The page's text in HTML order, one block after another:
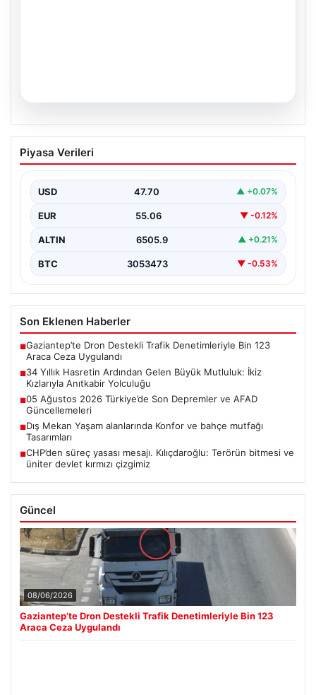
34 Yıllık Hasretin Ardından Gelen
Büyük Mutluluk: İkiz Kızlarıyla Anıtkabir
Adıyaman'da hayatlarını sürdüren Abuzer ve Zeynep
Piyasa Verileri
USD 47.70 ▲ +0.07%
EUR 55.06 ▼ -0.12%
ALTIN 6505.9 ▲ +0.21%
BTC 3053473 ▼ -0.53%
Son Eklenen Haberler
■Gaziantep’te Dron Destekli Trafik Denetimleriyle Bin 123
Araca Ceza Uygulandı
■34 Yıllık Hasretin Ardından Gelen Büyük Mutluluk: İkiz
Kızlarıyla Anıtkabir Yolculuğu
■05 Ağustos 2026 Türkiye’de Son Depremler ve AFAD
Güncellemeleri
■Dış Mekan Yaşam alanlarında Konfor ve bahçe mutfağı
Tasarımları
■CHP’den süreç yasası mesajı. Kılıçdaroğlu: Terörün bitmesi ve
üniter devlet kırmızı çizgimiz
Güncel
08/06/2026
Gaziantep’te Dron Destekli Trafik Denetimleriyle Bin 123
Araca Ceza Uygulandı